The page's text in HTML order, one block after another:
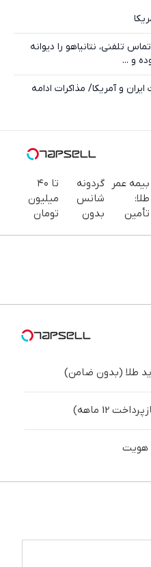
تلفنی، نتانیاهو را دیوانه
و ...
و آمریکا/ مذاکرات ادامه
بیمه عمر
طلا:
تأمین
گردونه
شانس
بدون
و دلار🔥
تا ۴۰
میلیون
تومان